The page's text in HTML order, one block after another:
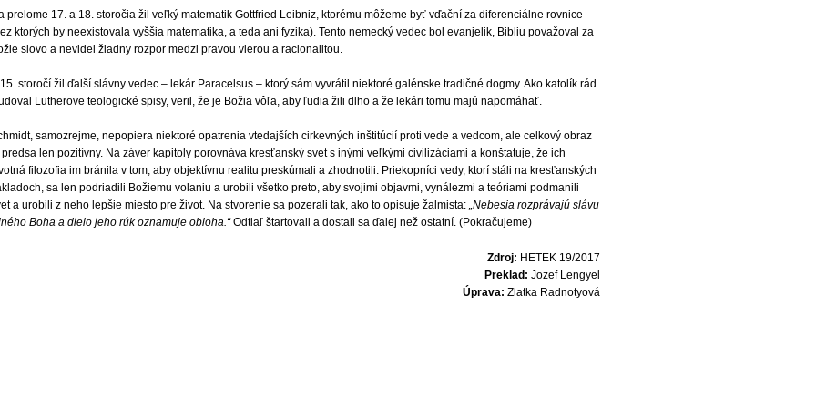
prelome 17. a 18. storočia žil veľký matematik Gottfried Leibniz, ktorému môžeme byť vďační za diferenciálne rovnice
ktorých by neexistovala vyššia matematika, a teda ani fyzika). Tento nemecký vedec bol evanjelik, Bibliu považoval za
slovo a nevidel žiadny rozpor medzi pravou vierou a racionalitou.
storočí žil ďalší slávny vedec – lekár Paracelsus – ktorý sám vyvrátil niektoré galénske tradičné dogmy. Ako katolík rád
Lutherove teologické spisy, veril, že je Božia vôľa, aby ľudia žili dlho a že lekári tomu majú napomáhať.
samozrejme, nepopiera niektoré opatrenia vtedajších cirkevných inštitúcií proti vede a vedcom, ale celkový obraz
len pozitívny. Na záver kapitoly porovnáva kresťanský svet s inými veľkými civilizáciami a konštatuje, že ich
filozofia im bránila v tom, aby objektívnu realitu preskúmali a zhodnotili. Priekopníci vedy, ktorí stáli na kresťanských
sa len podriadili Božiemu volaniu a urobili všetko preto, aby svojimi objavmi, vynálezmi a teóriami podmanili
a urobili z neho lepšie miesto pre život. Na stvorenie sa pozerali tak, ako to opisuje žalmista: „Nebesia rozprávajú slávu
Boha a dielo jeho rúk oznamuje obloha.“Odtiaľ štartovali a dostali sa ďalej než ostatní. (Pokračujeme)
Zdroj: HETEK 19/2017
Preklad: Jozef Lengyel
Úprava: Zlatka Radnotyová